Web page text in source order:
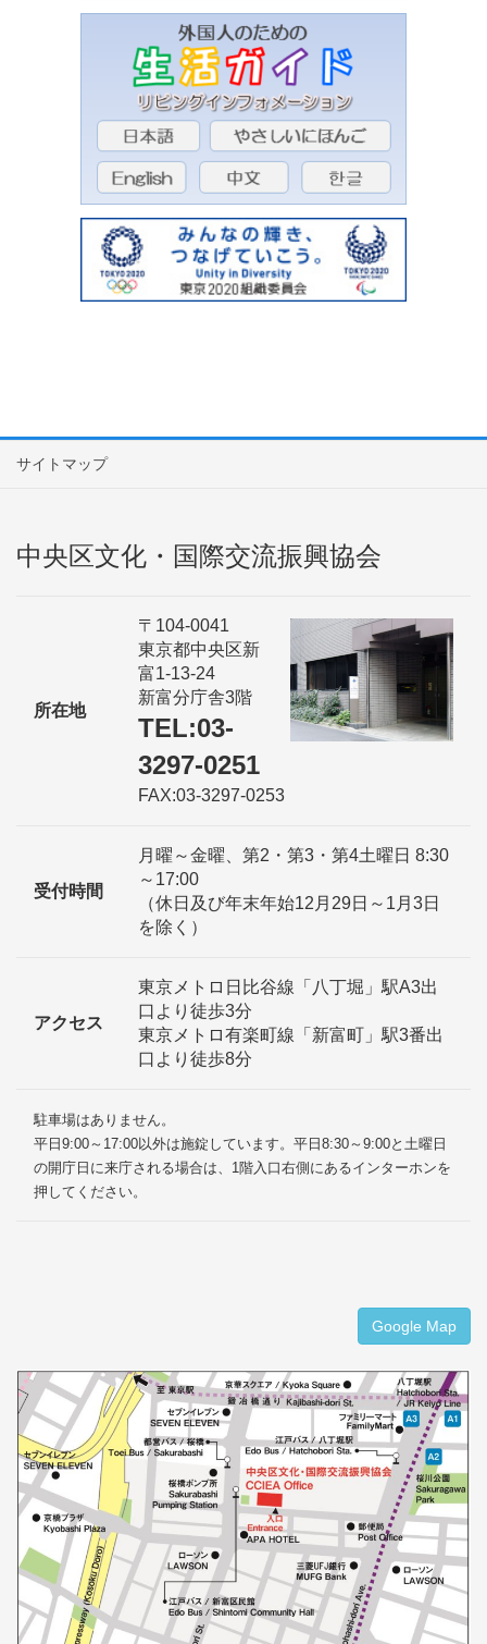
サイトマップ
中央区文化・国際交流振興協会
所在地
〒104-0041
東京都中央区新
富1-13-24
新富分庁舎3階
TEL:03-
3297-0251
FAX:03-3297-0253
受付時間
月曜～金曜、第2・第3・第4土曜日 8:30
～17:00
（休日及び年末年始12月29日～1月3日
を除く）
アクセス
東京メトロ日比谷線「八丁堀」駅A3出
口より徒歩3分
東京メトロ有楽町線「新富町」駅3番出
口より徒歩8分
駐車場はありません。
平日9:00～17:00以外は施錠しています。平日8:30～9:00と土曜日
の開庁日に来庁される場合は、1階入口右側にあるインターホンを
押してください。
Google Map